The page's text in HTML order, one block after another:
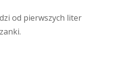
od pierwszych liter